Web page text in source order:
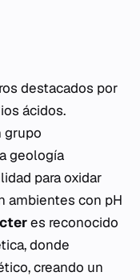
destacados por
ácidos.
grupo
geología
para oxidar
ambientes con pH
es reconocido
donde
creando un